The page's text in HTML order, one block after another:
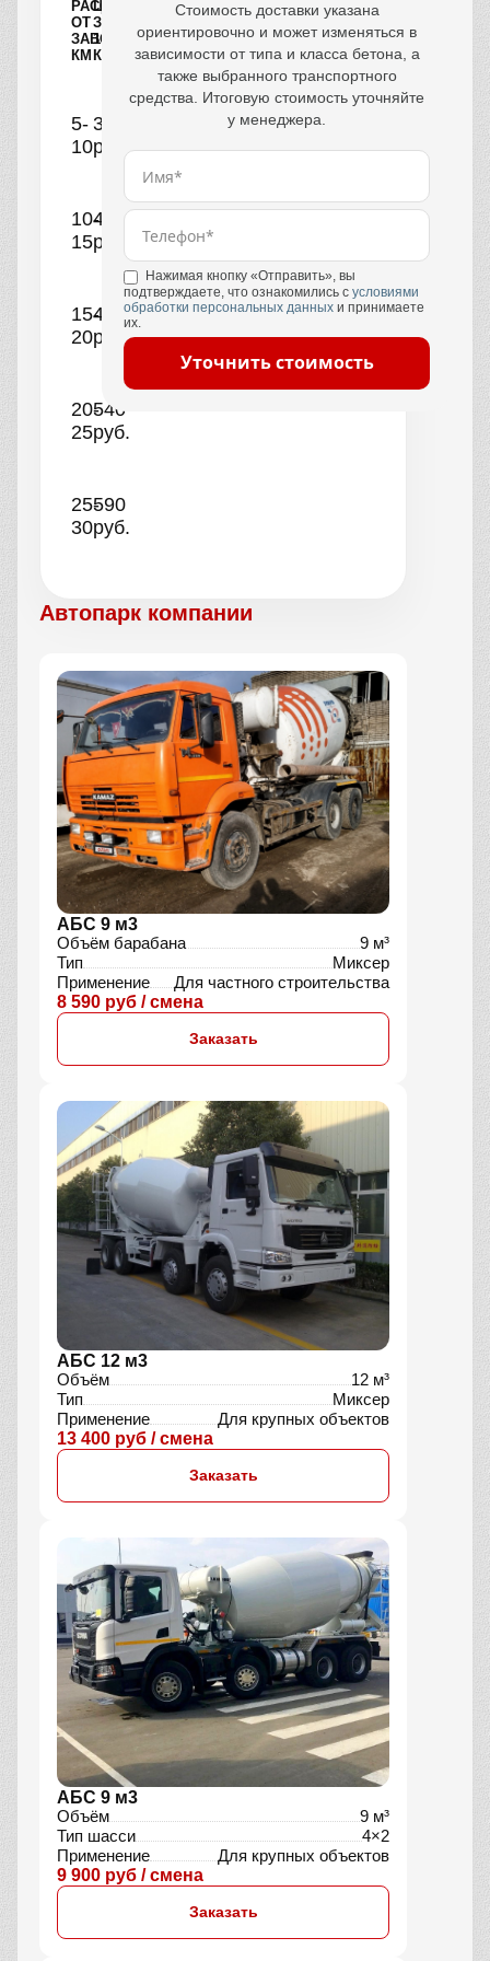
РАССТОЯНИЕ
ОТ
ЗАВОДА,
КМ
ЦЕНА
ЗА
1
КУБ
5-
10
390
руб.
10-
15
440
руб.
15-
20
490
руб.
20-
25
540
руб.
25-
30
590
руб.
Стоимость доставки указана
ориентировочно и может изменяться в
зависимости от типа и класса бетона, а
также выбранного транспортного
средства. Итоговую стоимость уточняйте
у менеджера.
Нажимая кнопку «Отправить», вы
подтверждаете, что ознакомились с условиями
обработки персональных данных и принимаете
их.
Уточнить стоимость
Автопарк компании
АБС 9 м3
Объём барабана
9 м³
Тип
Миксер
Применение
Для частного строительства
8 590 руб / смена
Заказать
АБС 12 м3
Объём
12 м³
Тип
Миксер
Применение
Для крупных объектов
13 400 руб / смена
Заказать
АБС 9 м3
Объём
9 м³
Тип шасси
4×2
Применение
Для крупных объектов
9 900 руб / смена
Заказать